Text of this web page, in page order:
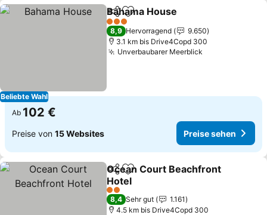
Beliebte Wahl
TeilenZu Favoriten hinzufügen
Bahama House
3 Sterne
8,9 Hervorragend
9.650
3.1 km bis Drive4Copd 300
Unverbaubarer Meerblick
Ab 102 €
Preise von 15 Websites Preise sehen
TeilenZu Favoriten hinzufügen
Ocean Court Beachfront
Hotel
2 Sterne
8,4 Sehr gut
1.161
4.5 km bis Drive4Copd 300